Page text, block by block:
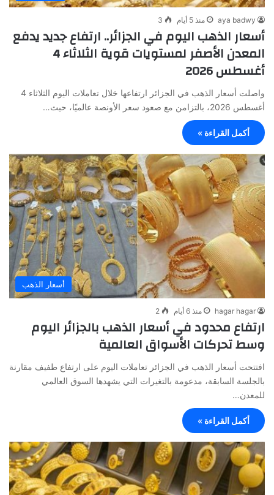
aya badwy منذ 5 أيام 3
أسعار الذهب اليوم في الجزائر.. ارتفاع جديد يدفع
المعدن الأصفر لمستويات قوية الثلاثاء 4
أغسطس 2026
واصلت أسعار الذهب في الجزائر ارتفاعها خلال تعاملات اليوم الثلاثاء 4
أغسطس 2026، بالتزامن مع صعود سعر الأونصة عالميًا، حيث…
أكمل القراءة »
أسعار الذهب
hagar hagar منذ 6 أيام 2
ارتفاع محدود في أسعار الذهب بالجزائر اليوم
وسط تحركات الأسواق العالمية
افتتحت أسعار الذهب في الجزائر تعاملات اليوم على ارتفاع طفيف مقارنة
بالجلسة السابقة، مدعومة بالتغيرات التي يشهدها السوق العالمي
للمعدن…
أكمل القراءة »